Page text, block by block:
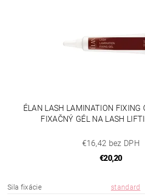
ÉLAN LASH LAMINATION FIXING
FIXAČNÝ GÉL NA LASH
€16,42 bez DPH
€20,20
Sila fixácie
standard